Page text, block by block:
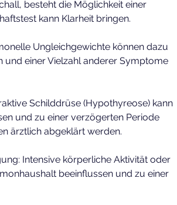
besteht die Möglichkeit einer
kann Klarheit bringen.
Ungleichgewichte können dazu
einer Vielzahl anderer Symptome
Schilddrüse (Hypothyreose) kann
und zu einer verzögerten Periode
ärztlich abgeklärt werden.
Intensive körperliche Aktivität oder
beeinflussen und zu einer